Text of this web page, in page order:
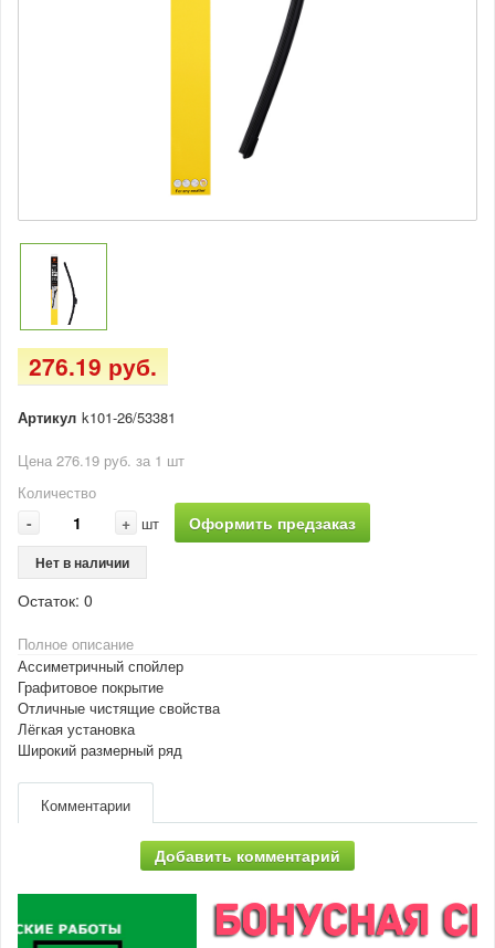
276.19 руб.
Артикул k101-26/53381
Цена 276.19 руб. за 1 шт
Количество
- + шт Оформить предзаказ
Нет в наличии
Остаток: 0
Полное описание
Ассиметричный спойлер
Графитовое покрытие
Отличные чистящие свойства
Лёгкая установка
Широкий размерный ряд
Комментарии
Добавить комментарий